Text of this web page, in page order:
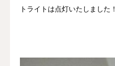
トライトは点灯いたしました！